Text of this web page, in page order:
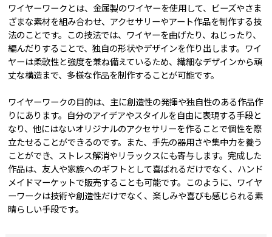
ワイヤーワークとは、金属製のワイヤーを使用して、ビーズやさま
ざまな素材を組み合わせ、アクセサリーやアート作品を制作する技
法のことです。この技法では、ワイヤーを曲げたり、ねじったり、
編んだりすることで、独自の形状やデザインを作り出します。ワイ
ヤーは柔軟性と強度を兼ね備えているため、繊細なデザインから頑
丈な構造まで、多様な作品を制作することが可能です。
ワイヤーワークの目的は、主に創造性の発揮や独自性のある作品作
りにあります。自分のアイデアやスタイルを自由に表現する手段と
なり、他にはないオリジナルのアクセサリーを作ることで個性を際
立たせることができるのです。また、手先の器用さや集中力を養う
ことができ、ストレス解消やリラックスにも寄与します。完成した
作品は、友人や家族へのギフトとして喜ばれるだけでなく、ハンド
メイドマーケットで販売することも可能です。このように、ワイヤ
ーワークは技術や創造性だけでなく、楽しみや喜びも感じられる素
晴らしい手段です。